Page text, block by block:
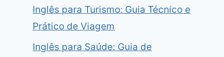
Inglês para Turismo: Guia Técnico e
Prático de Viagem
Inglês para Saúde: Guia de